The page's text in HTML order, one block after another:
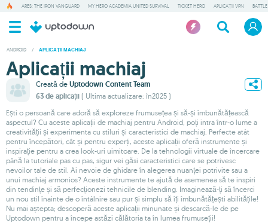
ARES: THE IRON VANGUARD MY HERO ACADEMIA UNITED SURVIVAL TICKET HERO APLICAȚII VPN
ANDROID / APLICAȚII MACHIAJ
Aplicații machiaj
Creată de Uptodown Content Team
63 de aplicații ( Ultima actualizare: în2025 )
Ești o persoană care adoră să exploreze frumusețea și să-și îmbunătățească
aspectul? Cu aceste aplicații de machiaj pentru Android, poți intra într-o lume a
creativității și experimenta cu stiluri și caracteristici de machiaj. Perfecte atât
pentru începători, cât și pentru experți, aceste aplicații oferă instrumente și
inspirație pentru a crea look-uri uimitoare. De la tehnologii virtuale de încercare
până la tutoriale pas cu pas, sigur vei găsi caracteristici care se potrivesc
nevoilor tale de stil. Ai nevoie de ghidare în alegerea nuanței potrivite sau a
unui machiaj armonios? Aceste instrumente te ajută de asemenea să te inspiri
din tendințe și să perfecționezi tehnicile de blending. Imaginează-ți să încerci
un nou stil înainte de o întâlnire sau pur și simplu să îți îmbunătățești abilitățile!
Nu mai aștepta; descoperă aceste aplicații minunate și descarcă-le de pe
Uptodown pentru a începe astăzi călătoria ta în lumea frumuseții!